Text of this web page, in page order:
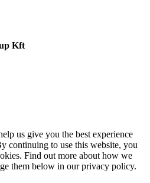
Kft
us give you the best experience
continuing to use this website, you
Find out more about how we
them below in our privacy policy.